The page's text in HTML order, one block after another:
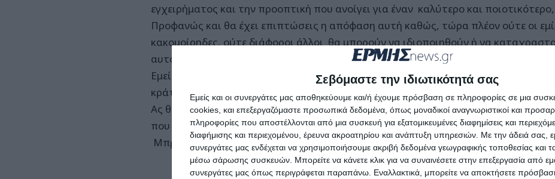
Σεβόμαστε την ιδιωτικότητά σας
Εμείς και οι συνεργάτες μας αποθηκεύουμε και/ή έχουμε πρόσβαση σε πληροφορίες σε μια
cookies, και επεξεργαζόμαστε προσωπικά δεδομένα, όπως μοναδικοί αναγνωριστικοί και
πληροφορίες που αποστέλλονται από μια συσκευή για εξατομικευμένες διαφημίσεις και
διαφήμισης και περιεχομένου, έρευνα ακροατηρίου και ανάπτυξη υπηρεσιών. Με την άδειά σας,
συνεργάτες μας ενδέχεται να χρησιμοποιήσουμε ακριβή δεδομένα γεωγραφικής τοποθεσίας και
μέσω σάρωσης συσκευών. Μπορείτε να κάνετε κλικ για να συναινέσετε στην επεξεργασία από
συνεργάτες μας όπως περιγράφεται παραπάνω. Εναλλακτικά, μπορείτε να αποκτήσετε
εγχειρήματος και την προοπτική που ανοίγει για έναν καλύτερο και
Προφανώς και θα έχει επιπτώσεις η απόφαση αυτή καθώς, τώρα πλέον ούτε οι
κακομοίρηδες, ούτε διάφοροι άλλοι θα μπορούν να ιδιοποιηθούν ή να
αυτό της δημόσιας περιουσίας.
Εμείς πάντα πιστεύαμε ότι μεταξύ κράτους και αυτοδιοίκησης η διαχείριση θα
κράτος.
Ας θυμηθούμε πόσο ωραία και περιποιημένη ήταν η (κρατική) ακτή του ΕΟΤ από
που έχει καταντήσει σήμερα στη βόρεια ακτή της Πόλης μας..
Μπράβο λοιπόν στην κυβέρνηση και σε όσους εργάστηκαν για την απόφαση αυτή.